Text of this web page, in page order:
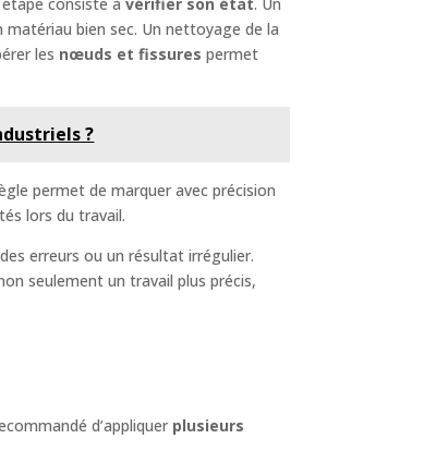
étape consiste àvérifier son état. Un
bien sec. Un nettoyage de la
les nœuds et fissures permet
?
permet de marquer avec précision
lors du travail.
erreurs ou un résultat irrégulier.
seulement un travail plus précis,
d’appliquer plusieurs